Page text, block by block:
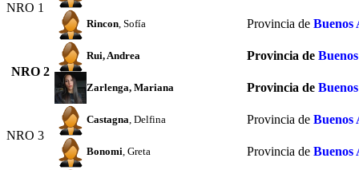
NRO 1
Rincon , Sofía Provincia de Buenos
NRO 2
Rui, Andrea Provincia de
Zarlenga, Mariana Provincia de
NRO 3
Castagna , Delfina Provincia de Buenos
Bonomi , Greta Provincia de Buenos